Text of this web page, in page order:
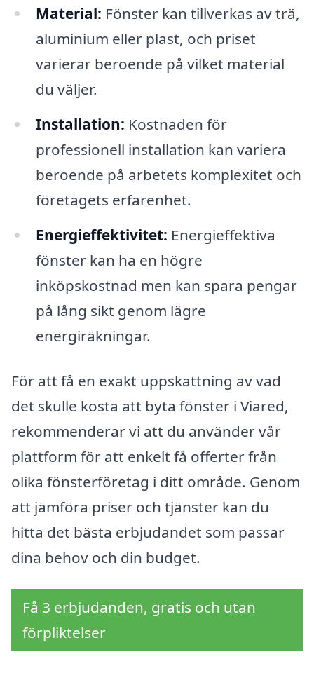
Material: Fönster kan tillverkas av trä,
aluminium eller plast, och priset
varierar beroende på vilket material
du väljer.
Installation: Kostnaden för
professionell installation kan variera
beroende på arbetets komplexitet och
företagets erfarenhet.
Energi­effektivitet: Energieffektiva
fönster kan ha en högre
inköpskostnad men kan spara pengar
på lång sikt genom lägre
energiräkningar.
För att få en exakt uppskattning av vad
det skulle kosta att byta fönster i Viared,
rekommenderar vi att du använder vår
plattform för att enkelt få offerter från
olika fönsterföretag i ditt område. Genom
att jämföra priser och tjänster kan du
hitta det bästa erbjudandet som passar
dina behov och din budget.
Få 3 erbjudanden, gratis och utan
förpliktelser